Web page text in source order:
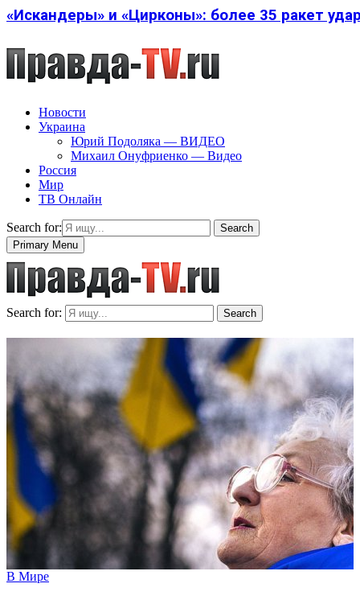
«Искандеры» и «Цирконы»: более 35 ракет
Новости
Украина
Юрий Подоляка — ВИДЕО
Михаил Онуфриенко — Видео
Россия
Мир
ТВ Онлайн
Search for:
Search
Primary Menu
Search for: Search
В Мире